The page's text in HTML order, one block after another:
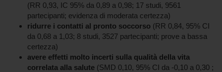
(RR 0,93, IC 95% da 0,89 a 0,98; 17 studi, 9561
partecipanti; evidenza di moderata certezza)
ridurre i contatti al pronto soccorso (RR 0,84, 95% CI
da 0,68 a 1,03; 8 studi, 3527 partecipanti; prove a bassa
certezza)
avere effetti molto incerti sulla qualità della vita
correlata alla salute (SMD 0,10, 95% CI da -0,10 a 0,30 ;